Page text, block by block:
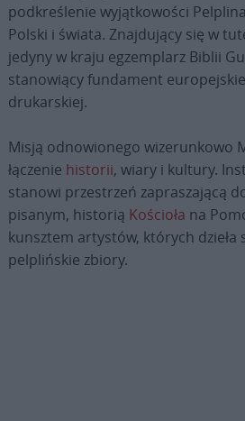
podkreślenie wyjątkowości
Polski i świata. Znajdujący się w
jedyny w kraju egzemplarz Biblii
stanowiący fundament
drukarskiej.
Misją odnowionego wizerunkowo
łączenie historii, wiary i kultury.
stanowi przestrzeń zapraszającą
pisanym, historią Kościoła na
kunsztem artystów, których dzieła
pelplińskie zbiory.